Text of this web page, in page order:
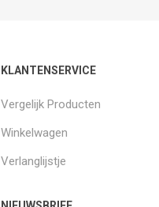
KLANTENSERVICE
Vergelijk Producten
Winkelwagen
Verlanglijstje